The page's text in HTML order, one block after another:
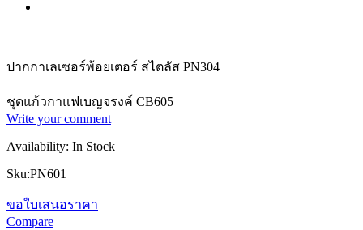
ปากกาเลเซอร์พ้อยเตอร์ สไตลัส PN304
ชุดแก้วกาแฟเบญจรงค์ CB605
Write your comment
Availability: In Stock
Sku:PN601
ขอใบเสนอราคา
Compare